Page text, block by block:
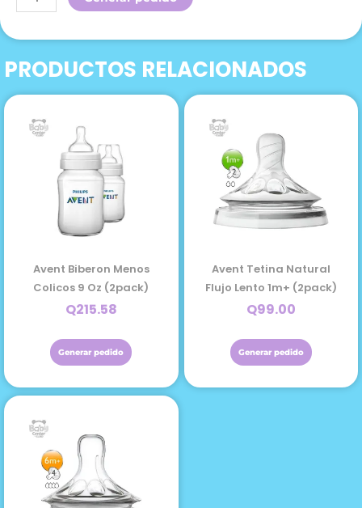
Repuesto
Anticolicos
Unidad
cantidad
PRODUCTOS RELACIONADOS
Avent Biberon Menos
Colicos 9 Oz (2pack)
Q215.58
Generar pedido
Avent Tetina Natural
Flujo Lento 1m+ (2pack)
Q99.00
Generar pedido